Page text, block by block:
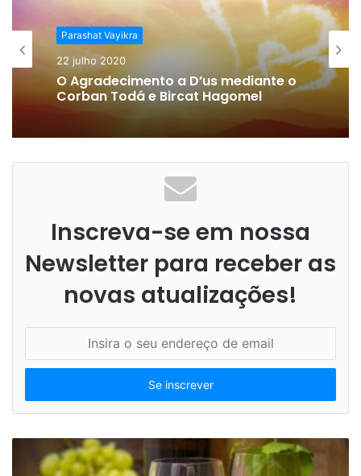
Parashat Vayikra
22 julho 2020
O Agradecimento a D’us mediante o
Corban Todá e Bircat Hagomel
Inscreva-se em nossa
Newsletter para receber as
novas atualizações!
s
r
o